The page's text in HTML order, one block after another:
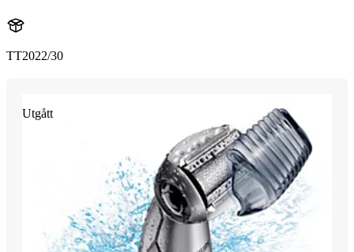
TT2022/30
Utgått